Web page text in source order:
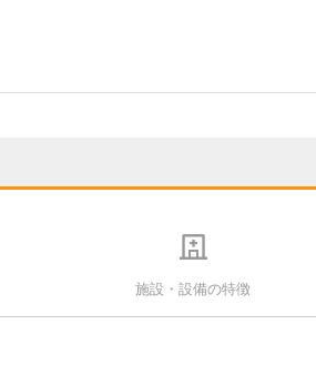
施設・設備の特徴